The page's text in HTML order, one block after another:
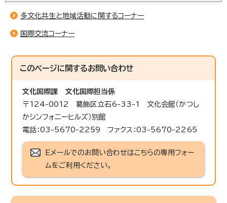
多文化共生と地域活動に関するコーナー
国際交流コーナー
このページに関するお問い合わせ
文化国際課
文化国際担当係
〒124-0012 葛飾区立石6-33-1 文化会館（かつし
かシンフォニーヒルズ）別館
電話：03-5670-2259 ファクス：03-5670-2265
Eメールでのお問い合わせはこちらの専用フォー
ムをご利用ください。